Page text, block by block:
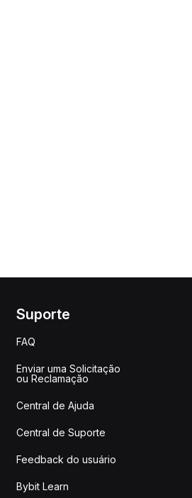
Suporte
FAQ
Enviar uma Solicitação
ou Reclamação
Central de Ajuda
Central de Suporte
Feedback do usuário
Bybit Learn